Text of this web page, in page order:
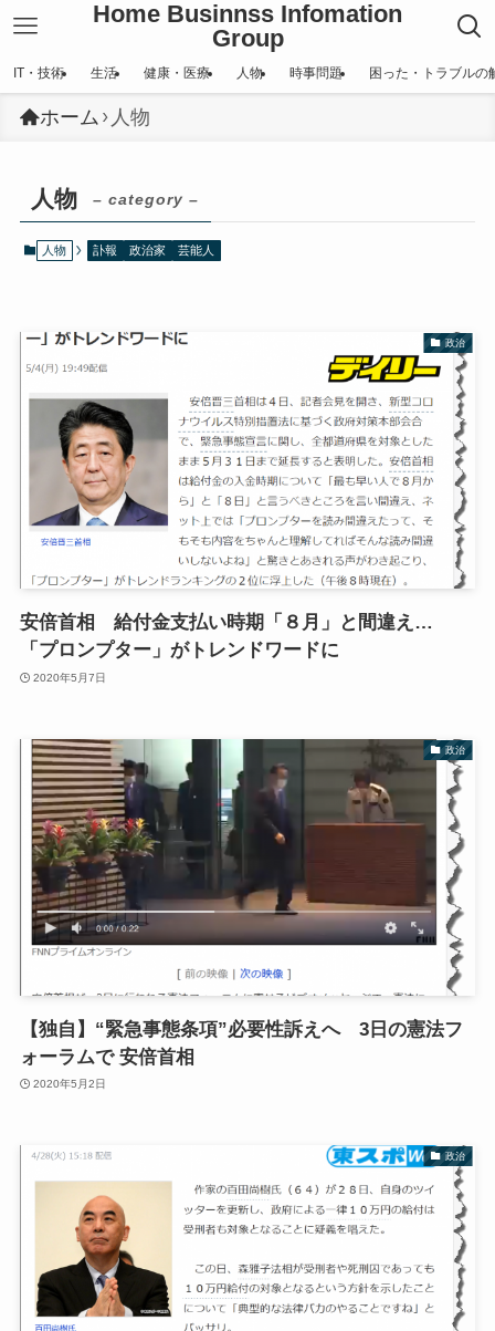
Home Businnss Infomation
Group
IT・技術 生活 健康・医療 人物 時事問題 困った・トラブルの
ホーム 人物
人物 – category –
人物 訃報 政治家 芸能人
政治
安倍首相 給付金支払い時期「８月」と間違え…
「プロンプター」がトレンドワードに
2020年5月7日
政治
【独自】“緊急事態条項”必要性訴えへ 3日の憲法フ
ォーラムで 安倍首相
2020年5月2日
政治